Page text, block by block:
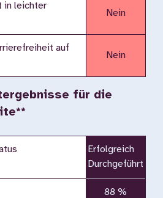
in leichter
Nein
auf
Nein
für die
Erfolgreich
Durchgeführt
88 %